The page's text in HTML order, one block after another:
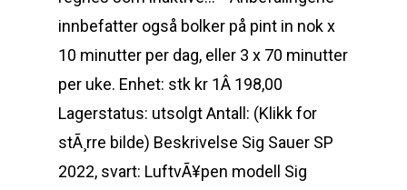
innbefatter også bolker på pint in nok x
10 minutter per dag, eller 3 x 70 minutter
per uke. Enhet: stk kr 1Â 198,00
Lagerstatus: utsolgt Antall: (Klikk for
stÃ¸rre bilde) Beskrivelse Sig Sauer SP
2022, svart: LuftvÃ¥pen modell Sig